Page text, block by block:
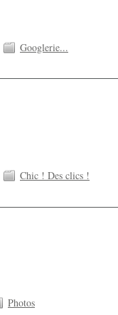
Googlerie...
Chic ! Des clics !
Photos